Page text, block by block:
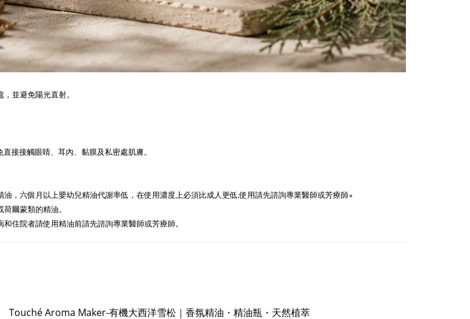
並避免陽光直射。
接接觸眼睛、耳內、黏膜及私密處肌膚。
，六個月以上嬰幼兒精油代謝率低，在使用濃度上必須比成人更低,使用請先諮詢專業醫師或芳療師∘
爾蒙類的精油。
住院者請使用精油前請先諮詢專業醫師或芳療師。